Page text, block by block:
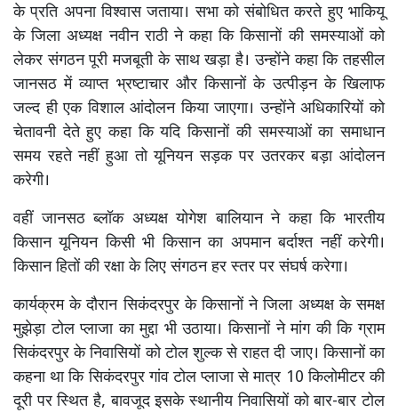
के प्रति अपना विश्वास जताया। सभा को संबोधित करते हुए भाकियू
के जिला अध्यक्ष नवीन राठी ने कहा कि किसानों की समस्याओं को
लेकर संगठन पूरी मजबूती के साथ खड़ा है। उन्होंने कहा कि तहसील
जानसठ में व्याप्त भ्रष्टाचार और किसानों के उत्पीड़न के खिलाफ
जल्द ही एक विशाल आंदोलन किया जाएगा। उन्होंने अधिकारियों को
चेतावनी देते हुए कहा कि यदि किसानों की समस्याओं का समाधान
समय रहते नहीं हुआ तो यूनियन सड़क पर उतरकर बड़ा आंदोलन
करेगी।
वहीं जानसठ ब्लॉक अध्यक्ष योगेश बालियान ने कहा कि भारतीय
किसान यूनियन किसी भी किसान का अपमान बर्दाश्त नहीं करेगी।
किसान हितों की रक्षा के लिए संगठन हर स्तर पर संघर्ष करेगा।
कार्यक्रम के दौरान सिकंदरपुर के किसानों ने जिला अध्यक्ष के समक्ष
मुझेड़ा टोल प्लाजा का मुद्दा भी उठाया। किसानों ने मांग की कि ग्राम
सिकंदरपुर के निवासियों को टोल शुल्क से राहत दी जाए। किसानों का
कहना था कि सिकंदरपुर गांव टोल प्लाजा से मात्र 10 किलोमीटर की
दूरी पर स्थित है, बावजूद इसके स्थानीय निवासियों को बार-बार टोल